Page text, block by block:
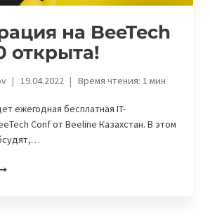
на BeeTech
открыта!
19.04.2022 Время чтения: 1мин
ежегодная бесплатная IT-
Conf от Beeline Казахстан. В этом